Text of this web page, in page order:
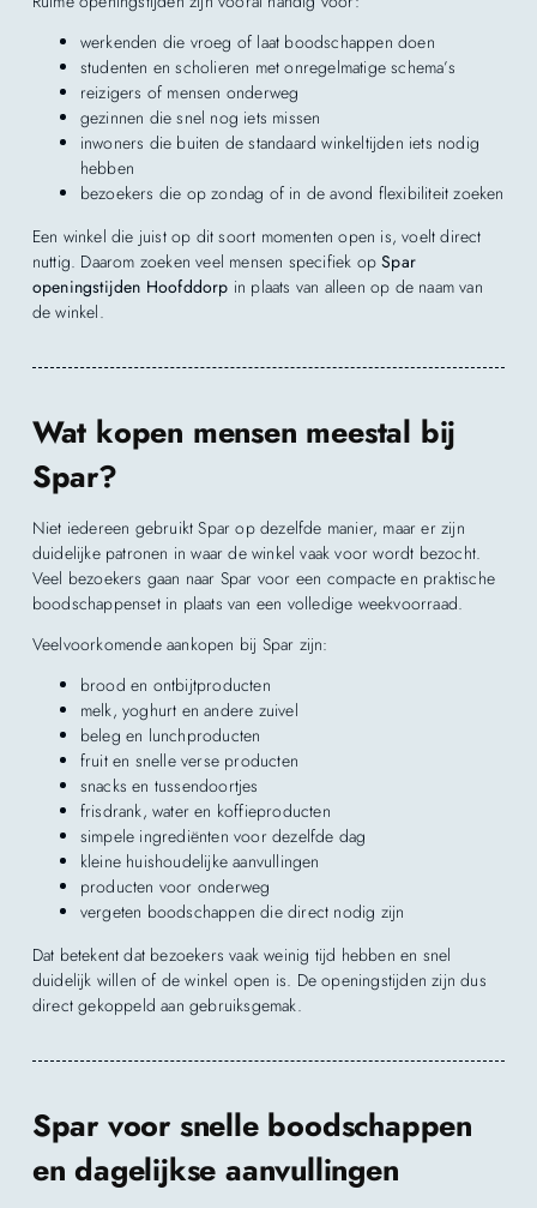
werkenden die vroeg of laat boodschappen doen
studenten en scholieren met onregelmatige schema’s
reizigers of mensen onderweg
gezinnen die snel nog iets missen
inwoners die buiten de standaard winkeltijden iets nodig
hebben
bezoekers die op zondag of in de avond flexibiliteit zoeken
Een winkel die juist op dit soort momenten open is, voelt direct
nuttig. Daarom zoeken veel mensen specifiek opSpar
openingstijden Hoofddorp in plaats van alleen op de naam van
de winkel.
Wat kopen mensen meestal bij
Spar?
Niet iedereen gebruikt Spar op dezelfde manier, maar er zijn
duidelijke patronen in waar de winkel vaak voor wordt bezocht.
Veel bezoekers gaan naar Spar voor een compacte en praktische
boodschappenset in plaats van een volledige weekvoorraad.
Veelvoorkomende aankopen bij Spar zijn:
brood en ontbijtproducten
melk, yoghurt en andere zuivel
beleg en lunchproducten
fruit en snelle verse producten
snacks en tussendoortjes
frisdrank, water en koffieproducten
simpele ingrediënten voor dezelfde dag
kleine huishoudelijke aanvullingen
producten voor onderweg
vergeten boodschappen die direct nodig zijn
Dat betekent dat bezoekers vaak weinig tijd hebben en snel
duidelijk willen of de winkel open is. De openingstijden zijn dus
direct gekoppeld aan gebruiksgemak.
Spar voor snelle boodschappen
en dagelijkse aanvullingen